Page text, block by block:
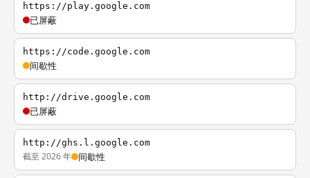
https://play.google.com
已屏蔽
https://code.google.com
间歇性
http://drive.google.com
已屏蔽
http://ghs.l.google.com
截至 2026 年 间歇性